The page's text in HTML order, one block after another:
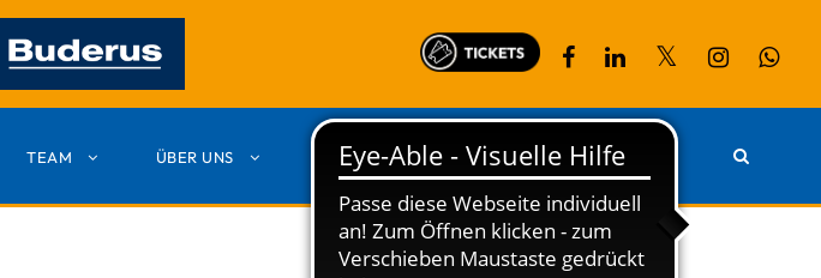
TEAM ÜBER UNS PARTNER KONTAKT